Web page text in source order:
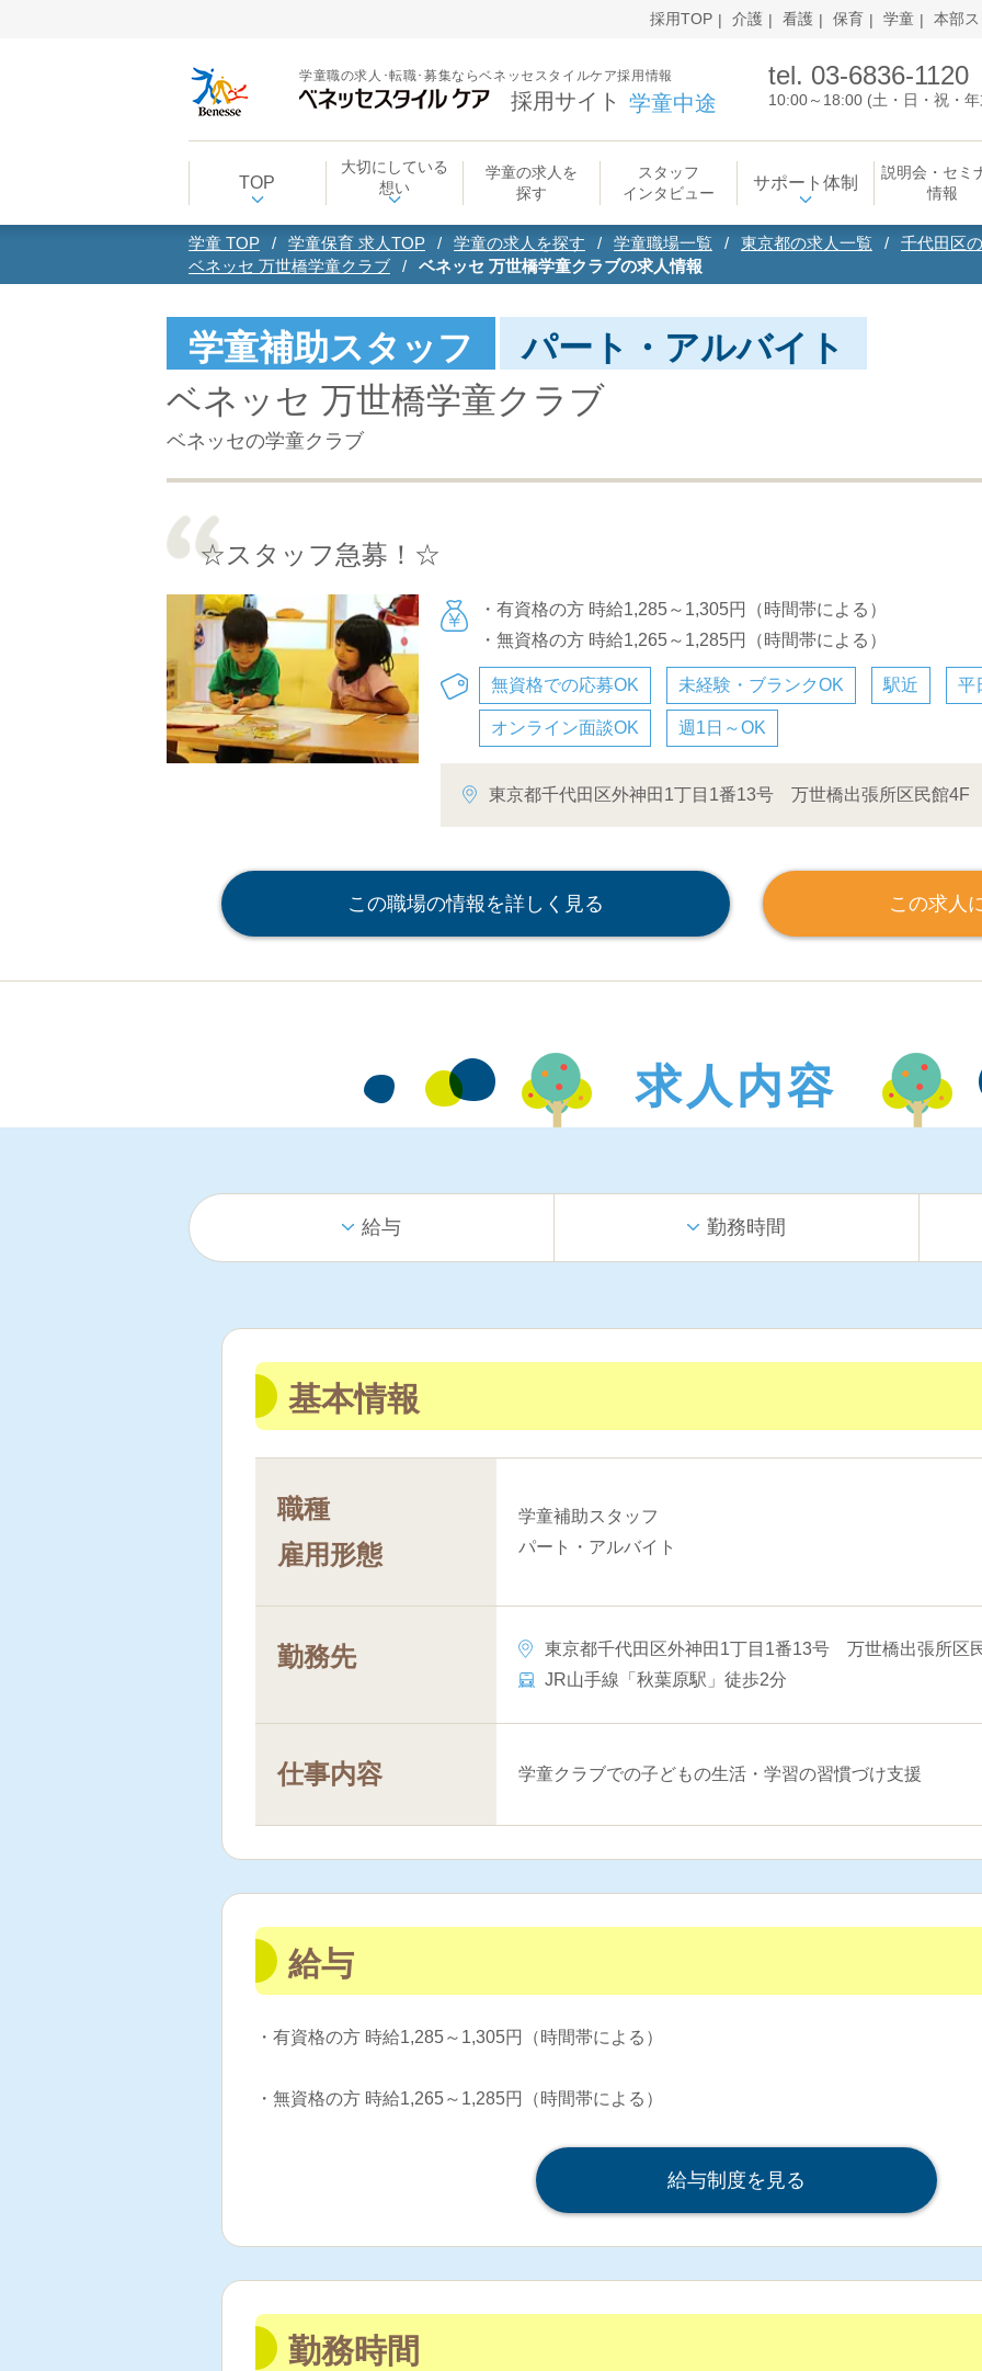
採用TOP 介護 看護 保育 学童 本部
学童職の求人･転職･募集ならベネッセスタイルケア採用情報
採用サイト 学童中途
tel. 03-6836-1120
10:00～18:00 (土・日・祝・
TOP
大切にしている
想い
学童の求人を
探す
スタッフ
インタビュー
サポート体制
説明会・セミ
情報
学童 TOP 学童保育 求人TOP 学童の求人を探す 学童職場一覧 東京都の求人一覧
千代田区
ベネッセ 万世橋学童クラブ
ベネッセ 万世橋学童クラブの求人情報
学童補助スタッフ
パート・アルバイト
ベネッセ 万世橋学童クラブ
ベネッセの学童クラブ
☆スタッフ急募！☆
・有資格の方 時給1,285～1,305円（時間帯による）
・無資格の方 時給1,265～1,285円（時間帯による）
無資格での応募OK 未経験・ブランクOK 駅近 平
オンライン面談OK 週1日～OK
東京都千代田区外神田1丁目1番13号 万世橋出張所区民館4F
この職場の情報を詳しく見る この求人
求人内容
給与 勤務時間
基本情報
職種
雇用形態
学童補助スタッフ
パート・アルバイト
勤務先
東京都千代田区外神田1丁目1番13号 万世橋出張所区
JR山手線「秋葉原駅」徒歩2分
仕事内容 学童クラブでの子どもの生活・学習の習慣づけ支援
給与
・有資格の方 時給1,285～1,305円（時間帯による）
・無資格の方 時給1,265～1,285円（時間帯による）
給与制度を見る
勤務時間